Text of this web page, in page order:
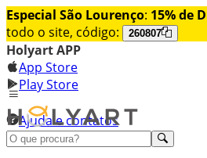
Especial São Lourenço: 15% de
todo o site, código:
260807
Holyart APP
App Store
Play Store
Ajuda e contatos
Conheça premium